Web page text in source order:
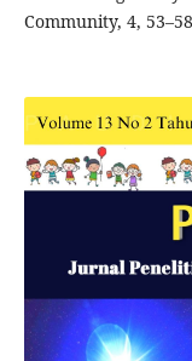
Community, 4,